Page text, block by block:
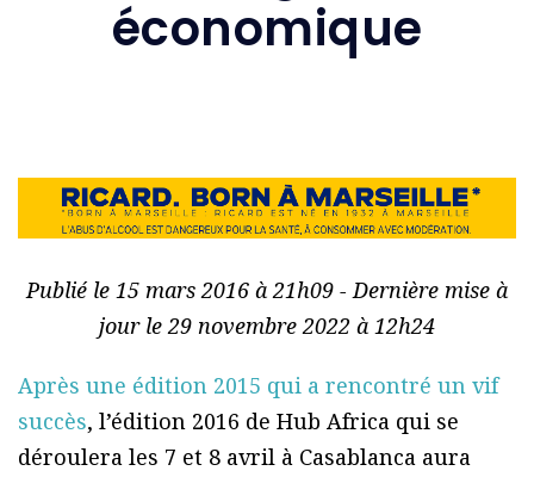
économique
Publié le 15 mars 2016 à 21h09 - Dernière mise à
jour le 29 novembre 2022 à 12h24
Après une édition 2015 qui a rencontré un vif
succès, l’édition 2016 de Hub Africa qui se
déroulera les 7 et 8 avril à Casablanca aura